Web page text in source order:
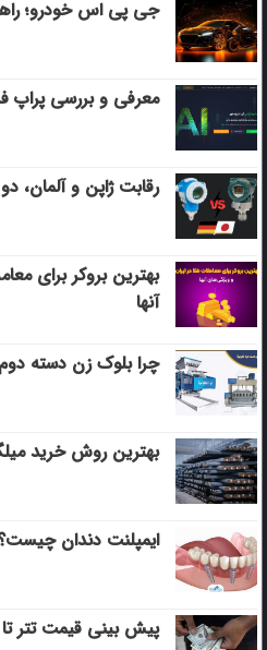
جی پی اس خودرو؛
معرفی و بررسی پراپ فرم
رقابت ژاپن و آلمان،
بهترین بروکر برای
آنها
چرا بلوک زن دسته
بهترین روش خرید
ایمپلنت دندان چیست؟
پیش بینی قیمت تتر تا